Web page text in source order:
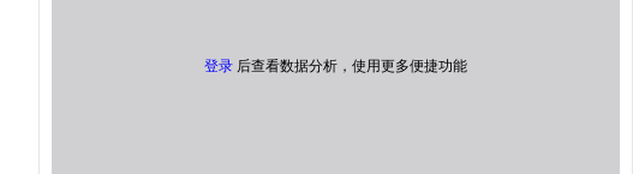
登录 后查看数据分析，使用更多便捷功能